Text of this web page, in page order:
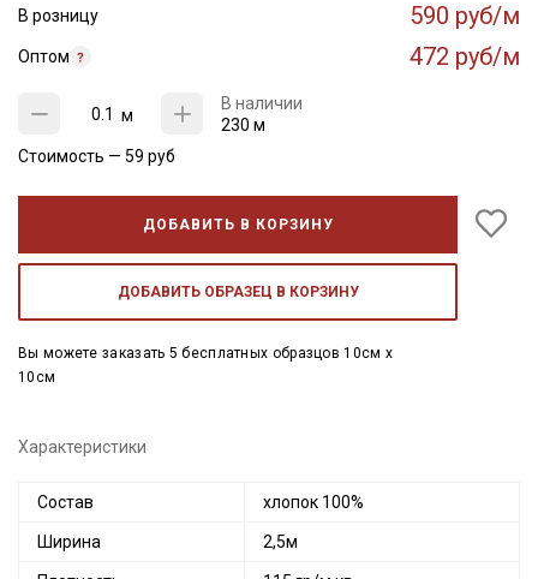
В розницу 590 руб/м
Оптом 472 руб/м
м
В наличии
230 м
Стоимость — 59 руб
ДОБАВИТЬ В КОРЗИНУ
ДОБАВИТЬ ОБРАЗЕЦ В КОРЗИНУ
Вы можете заказать 5 бесплатных образцов 10см x
10см
Характеристики
Состав хлопок 100%
Ширина 2,5м